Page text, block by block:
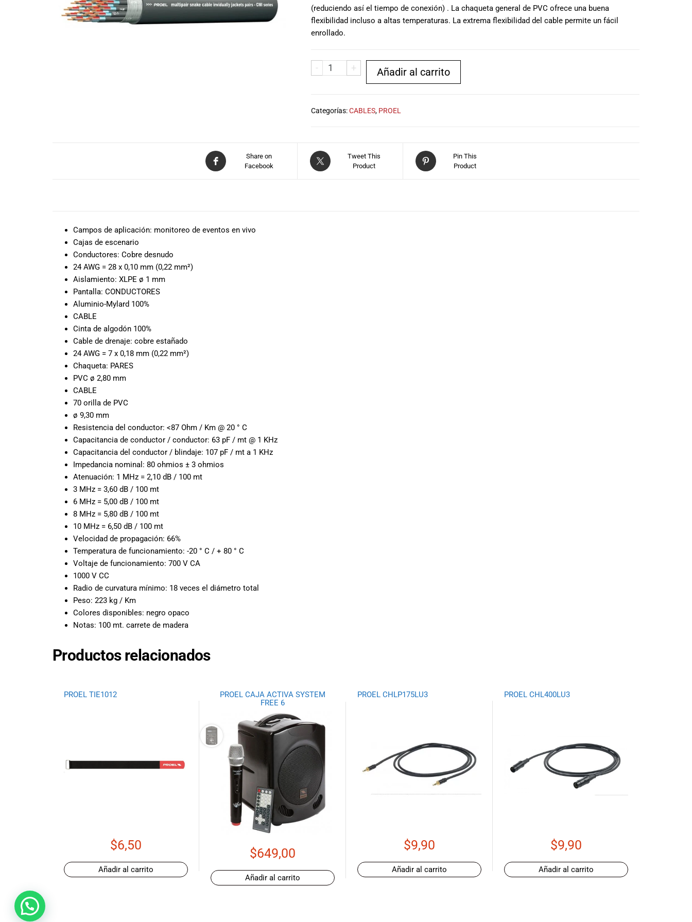
de productos
de las mejores
todas las
necesidades
musicales.
Nuestro equipo
de expertos en
música está
aquí para
ayudarte a
encontrar el
instrumento o
equipo de
audio
adecuado para
ti, y ofrecerte el
mejor servicio
al cliente
posible.
Además,
ofrecemos
precios
competitivos y
promociones
especiales
para nuestros
clientes. Ven a
visitarnos en
nuestra tienda
física en Quito,
o haz tu
compra en
línea a través
de nuestra
página web y
recibe tu
pedido en la
comodidad de
¡Descubre el
mundo de la
Ecuador!
(reduciendo así el tiempo de conexión) . La chaqueta general de PVC ofrece una buena
flexibilidad incluso a altas temperaturas. La extrema flexibilidad del cable permite un fácil
enrollado.
- + Añadir al carrito
Categorías:CABLES, PROEL
Share on
Facebook
Tweet This
Product
Pin This
Product
Campos de aplicación: monitoreo de eventos en vivo
Cajas de escenario
Conductores: Cobre desnudo
24 AWG = 28 x 0,10 mm (0,22 mm²)
Aislamiento: XLPE ø 1 mm
Pantalla: CONDUCTORES
Aluminio-Mylard 100%
CABLE
Cinta de algodón 100%
Cable de drenaje: cobre estañado
24 AWG = 7 x 0,18 mm (0,22 mm²)
Chaqueta: PARES
PVC ø 2,80 mm
CABLE
70 orilla de PVC
ø 9,30 mm
Resistencia del conductor: <87 Ohm / Km @ 20 ° C
Capacitancia de conductor / conductor: 63 pF / mt @ 1 KHz
Capacitancia del conductor / blindaje: 107 pF / mt a 1 KHz
Impedancia nominal: 80 ohmios ± 3 ohmios
Atenuación: 1 MHz = 2,10 dB / 100 mt
3 MHz = 3,60 dB / 100 mt
6 MHz = 5,00 dB / 100 mt
8 MHz = 5,80 dB / 100 mt
10 MHz = 6,50 dB / 100 mt
Velocidad de propagación: 66%
Temperatura de funcionamiento: -20 ° C / + 80 ° C
Voltaje de funcionamiento: 700 V CA
1000 V CC
Radio de curvatura mínimo: 18 veces el diámetro total
Peso: 223 kg / Km
Colores disponibles: negro opaco
Notas: 100 mt. carrete de madera
Productos relacionados
PROEL TIE1012
$6,50
Añadir al carrito
PROEL CAJA ACTIVA SYSTEM
FREE 6
$649,00
Añadir al carrito
PROEL CHLP175LU3
$9,90
Añadir al carrito
PROEL CHL400LU3
$9,90
Añadir al carrito